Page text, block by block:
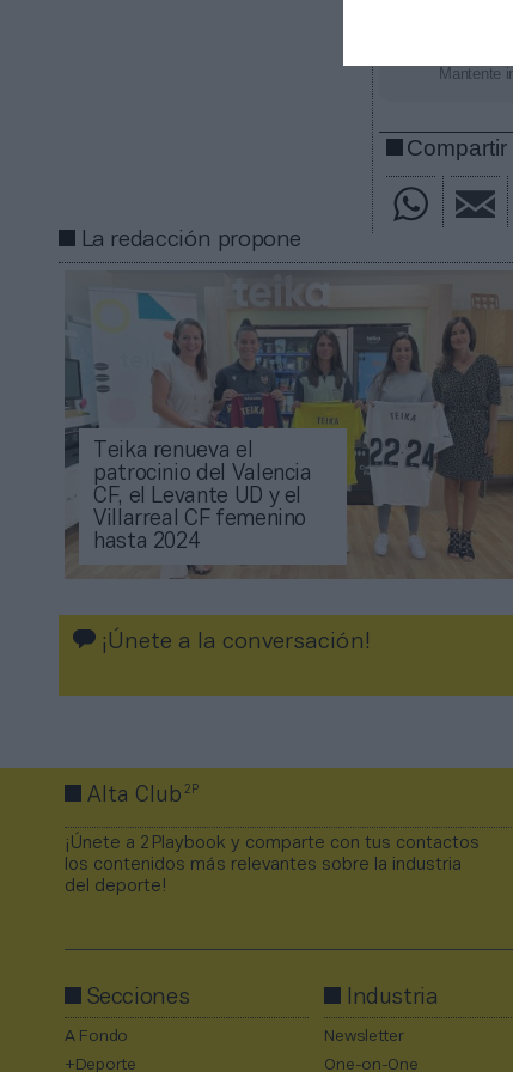
Mantente
Compartir
La redacción propone
Teika renueva el
patrocinio del Valencia
CF, el Levante UD y el
Villarreal CF femenino
hasta 2024
¡Únete a la conversación!
Alta Club2P
¡Únete a 2Playbook y comparte con tus contactos
los contenidos más relevantes sobre la industria
del deporte!
Secciones
A Fondo
+Deporte
Industria
Newsletter
One-on-One